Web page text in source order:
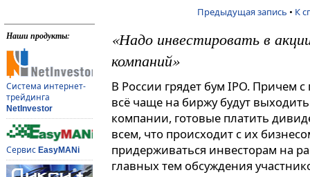
Наши продукты:
Система интернет-
трейдинга
NetInvestor
Сервис EasyMANi
Предыдущая запись • К
«Надо инвестировать в
компаний»
В России грядет бум IPO.
всё чаще на биржу будут
компании, готовые платить
всем, что происходит с их
придерживаться инвесторам на
главных тем обсуждения